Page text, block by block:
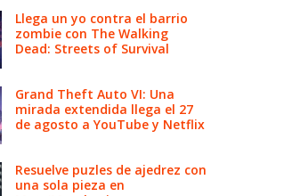
Llega un yo contra el barrio
zombie con The Walking
Dead: Streets of Survival
Grand Theft Auto VI: Una
mirada extendida llega el 27
de agosto a YouTube y Netflix
Resuelve puzles de ajedrez con
una sola pieza en